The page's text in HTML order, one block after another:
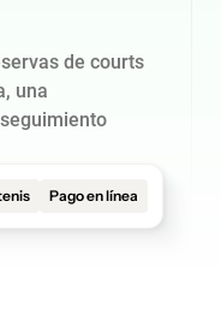
de courts
una
Pago en línea